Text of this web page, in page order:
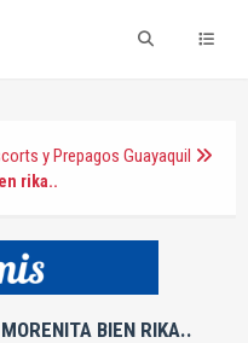
y Prepagos Guayaquil
rika..
BIEN RIKA..